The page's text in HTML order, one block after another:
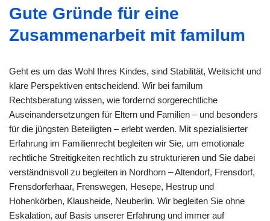
Gute Gründe für eine
Zusammenarbeit mit familum
Geht es um das Wohl Ihres Kindes, sind Stabilität, Weitsicht und
klare Perspektiven entscheidend. Wir bei familum
Rechtsberatung wissen, wie fordernd sorgerechtliche
Auseinandersetzungen für Eltern und Familien – und besonders
für die jüngsten Beteiligten – erlebt werden. Mit spezialisierter
Erfahrung im Familienrecht begleiten wir Sie, um emotionale
rechtliche Streitigkeiten rechtlich zu strukturieren und Sie dabei
verständnisvoll zu begleiten in Nordhorn – Altendorf, Frensdorf,
Frensdorferhaar, Frenswegen, Hesepe, Hestrup und
Hohenkörben, Klausheide, Neuberlin. Wir begleiten Sie ohne
Eskalation, auf Basis unserer Erfahrung und immer auf